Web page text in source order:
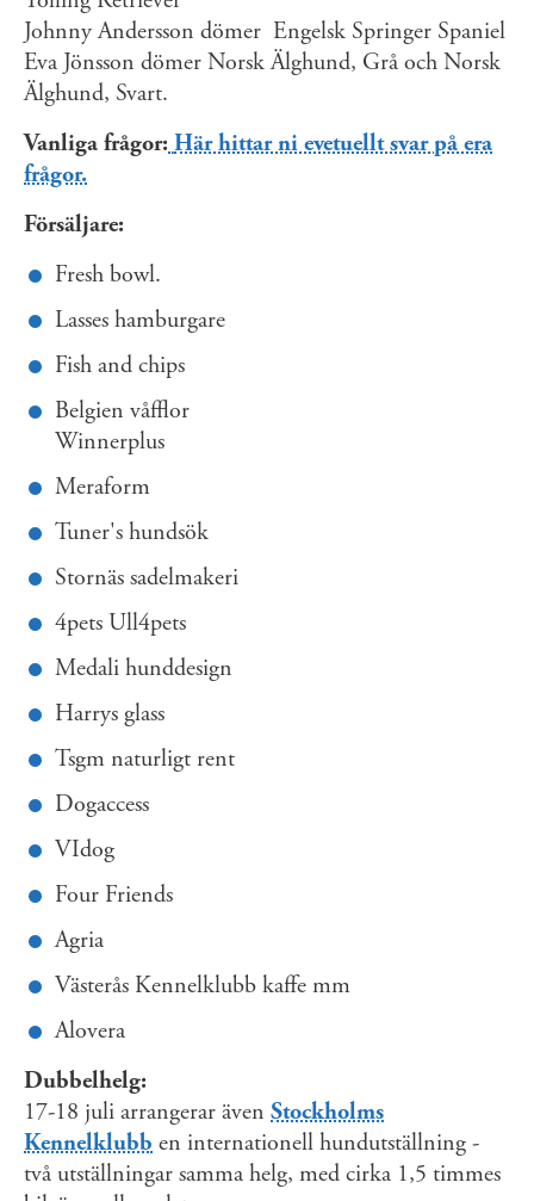
Johnny Andersson dömer Engelsk Springer Spaniel
Eva Jönsson dömer Norsk Älghund, Grå och Norsk
Älghund, Svart.
Vanliga frågor: Här hittar ni evetuellt svar på era
frågor.
Försäljare:
Fresh bowl.
Lasses hamburgare
Fish and chips
Belgien våfflor
Winnerplus
Meraform
Tuner's hundsök
Stornäs sadelmakeri
4pets Ull4pets
Medali hunddesign
Harrys glass
Tsgm naturligt rent
Dogaccess
VIdog
Four Friends
Agria
Västerås Kennelklubb kaffe mm
Alovera
Dubbelhelg:
17-18 juli arrangerar även Stockholms
Kennelklubb en internationell hundutställning -
två utställningar samma helg, med cirka 1,5 timmes